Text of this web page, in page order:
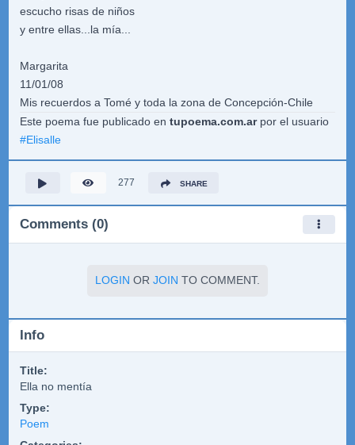
escucho risas de niños
y entre ellas...la mía...
Margarita
11/01/08
Mis recuerdos a Tomé y toda la zona de Concepción-Chile
Este poema fue publicado en tupoema.com.arpor el usuario
#Elisalle
277 SHARE
Comments (0)
LOGIN OR JOIN TO COMMENT.
Info
Title:
Ella no mentía
Type:
Poem